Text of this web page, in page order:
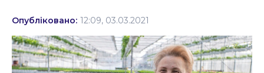
Політика
Соціум
Опубліковано: 12:09, 03.03.2021